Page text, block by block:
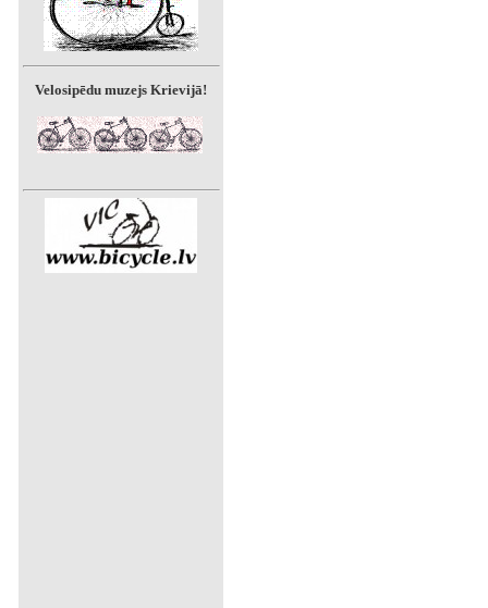
Velosipēdu muzejs Krievijā!